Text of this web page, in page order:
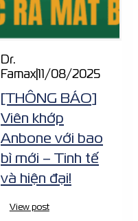
Dr.
Famax|11/08/2025
[THÔNG BÁO]
Viên khớp
Anbone với bao
bì mới – Tinh tế
và hiện đại!
View post